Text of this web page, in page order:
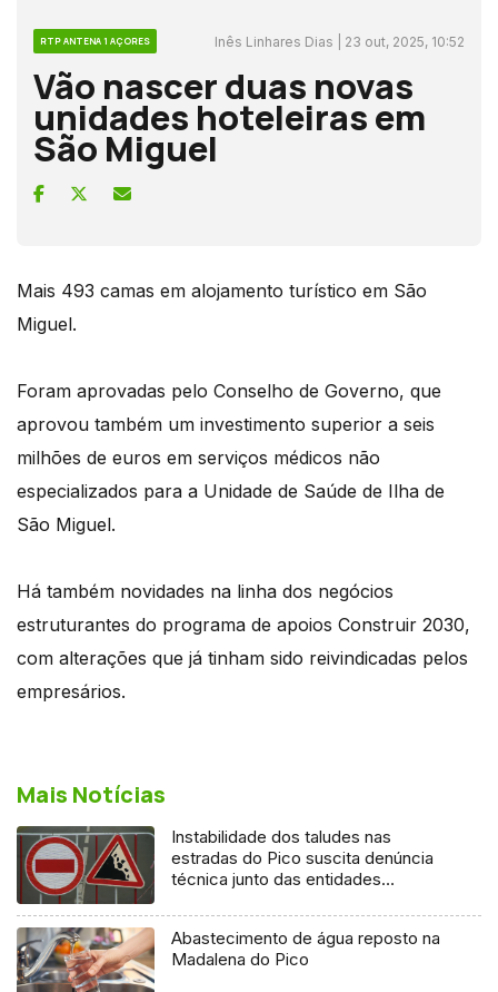
RTP ANTENA 1 AÇORES Inês Linhares Dias | 23 out, 2025, 10:52
Vão nascer duas novas
unidades hoteleiras em
São Miguel
Mais 493 camas em alojamento turístico em São
Miguel.
Foram aprovadas pelo Conselho de Governo, que
aprovou também um investimento superior a seis
milhões de euros em serviços médicos não
especializados para a Unidade de Saúde de Ilha de
São Miguel.
Há também novidades na linha dos negócios
estruturantes do programa de apoios Construir 2030,
com alterações que já tinham sido reivindicadas pelos
empresários.
Mais Notícias
Instabilidade dos taludes nas
estradas do Pico suscita denúncia
técnica junto das entidades
Abastecimento de água reposto na
Madalena do Pico